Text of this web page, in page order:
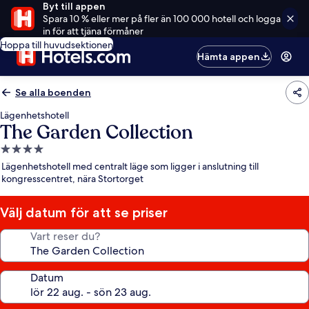
Byt till appen
Spara 10 % eller mer på fler än 100 000 hotell och logga
in för att tjäna förmåner
Hoppa till huvudsektionen
Hämta appen
Se alla boenden
Lägenhetshotell
The Garden Collection
4.0-
stjärnigt
boende
Lägenhetshotell med centralt läge som ligger i anslutning till
kongresscentret, nära Stortorget
Välj datum för att se priser
Vart reser du?
Datum